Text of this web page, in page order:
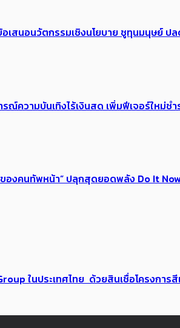
เสนอนวัตกรรมเชิงนโยบาย ชูทุนมนุษย์
ณ์ความบันเทิงไร้เงินสด เพิ่มฟีเจอร์ให
ของคนทัพหน้า” ปลุกสุดยอดพลัง Do It
ในประเทศไทย ด้วยสินเชื่อโครงการสี